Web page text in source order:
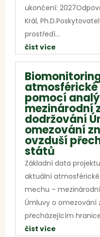
ukončení:
Král,
prostředí...
číst více
atmosférické
pomocí
mezinárodní
dodržování
omezování
ovzduší
států
Základní data
aktuální
mechu –
Úmluvy o omezování
přecházejícím
číst více